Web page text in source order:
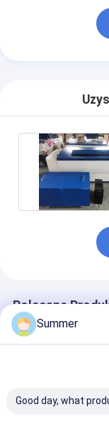
Polecane
Summer
Good day, what